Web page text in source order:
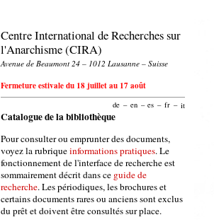
Centre International de Recherches sur
l'Anarchisme (CIRA)
Avenue de Beaumont 24 – 1012 Lausanne – Suisse
Fermeture estivale du 18 juillet au 17 août
de – en – es – fr – it
Catalogue de la bibliothèque
Pour consulter ou emprunter des documents,
voyez la rubriqueinformations pratiques. Le
fonctionnement de l'interface de recherche est
sommairement décrit dans ce guide de
recherche. Les périodiques, les brochures et
certains documents rares ou anciens sont exclus
du prêt et doivent être consultés sur place.